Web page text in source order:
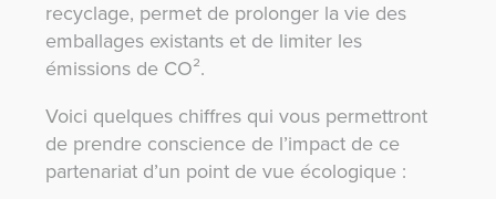
recyclage, permet de prolonger la vie des
emballages existants et de limiter les
émissions de CO².
Voici quelques chiffres qui vous permettront
de prendre conscience de l’impact de ce
partenariat d’un point de vue écologique :